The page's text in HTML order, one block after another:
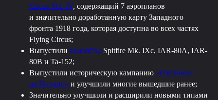
Circus Vol. IV, содержащий 7 аэропланов
и значительно доработанную карту Западного
фронта 1918 года, которая доступна во всех частях
Flying Circus;
Выпустили самолёты Spitfire Mk. IXc, IAR-80A, IAR-
80B и Ta-152;
Выпустили историческую кампанию «Охотники
на Гестапо» и улучшили многие вышедшие ранее;
Значительно улучшили и расширили новыми типами